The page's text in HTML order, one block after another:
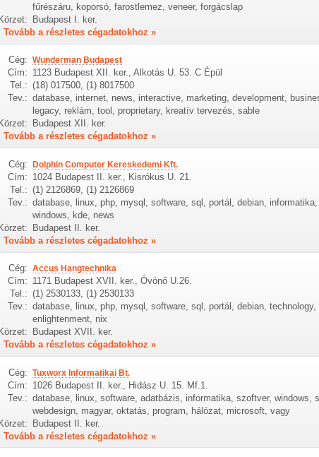
fűrészáru, koporsó, farostlemez, veneer, forgácslap
Körzet:
Budapest I. ker.
Tovább a részletes cégadatokhoz »
Cég: Wunderman Budapest
Cím: 1123 Budapest XII. ker., Alkotás U. 53. C Épül
Tel.: (18) 017500, (1) 8017500
Tev.: database, internet, news, interactive, marketing, development,
legacy, reklám, tool, proprietary, kreatív tervezés, sable
Körzet:
Budapest XII. ker.
Tovább a részletes cégadatokhoz »
Cég: Dolphin Computer Kereskedemi Kft.
Cím: 1024 Budapest II. ker., Kisrókus U. 21.
Tel.: (1) 2126869, (1) 2126869
Tev.: database, linux, php, mysql, software, sql, portál, debian,
windows, kde, news
Budapest II. ker.
Tovább a részletes cégadatokhoz »
Cég: Accus Hangtechnika
Cím: 1171 Budapest XVII. ker., Óvónő U.26.
Tel.: (1) 2530133, (1) 2530133
Tev.: database, linux, php, mysql, software, sql, portál, debian,
enlightenment, nix
Körzet:
Budapest XVII. ker.
Tovább a részletes cégadatokhoz »
Cég: Tuxworx Informatikai Bt.
Cím: 1026 Budapest II. ker., Hidász U. 15. Mf.1.
Tev.: database, linux, software, adatbázis, informatika, szoftver, windows,
webdesign, magyar, oktatás, program, hálózat, microsoft, vagy
Budapest II. ker.
Tovább a részletes cégadatokhoz »